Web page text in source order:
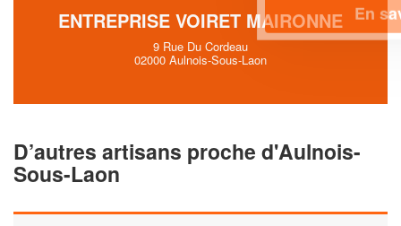
ENTREPRISE VOIRET MAIRONNE
9 Rue Du Cordeau
02000 Aulnois-Sous-Laon
D’autres artisans proche d'Aulnois-
Sous-Laon
En savoir plus